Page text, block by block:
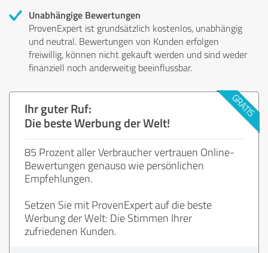
Unabhängige Bewertungen
ProvenExpert ist grundsätzlich kostenlos, unabhängig
und neutral. Bewertungen von Kunden erfolgen
freiwillig, können nicht gekauft werden und sind weder
finanziell noch anderweitig beeinflussbar.
Ihr guter Ruf:
Die beste Werbung der Welt!
85 Prozent aller Verbraucher vertrauen Online-
Bewertungen genauso wie persönlichen
Empfehlungen.
Setzen Sie mit ProvenExpert auf die beste
Werbung der Welt: Die Stimmen Ihrer
zufriedenen Kunden.